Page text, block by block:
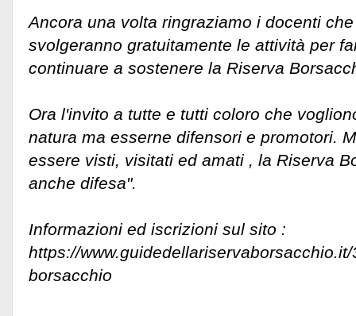
Ancora una volta ringraziamo i docenti
svolgeranno gratuitamente le attività per
continuare a sostenere la Riserva
Ora l'invito a tutte e tutti coloro che
natura ma esserne difensori e promotori.
essere visti, visitati ed amati , la Riserva
anche difesa".
Informazioni ed iscrizioni sul sito :
https://
borsacchio